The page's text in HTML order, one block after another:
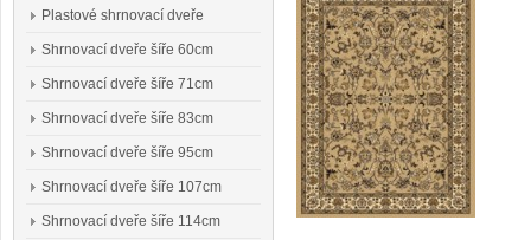
Plastové shrnovací dveře
Shrnovací dveře šíře 60cm
Shrnovací dveře šíře 71cm
Shrnovací dveře šíře 83cm
Shrnovací dveře šíře 95cm
Shrnovací dveře šíře 107cm
Shrnovací dveře šíře 114cm